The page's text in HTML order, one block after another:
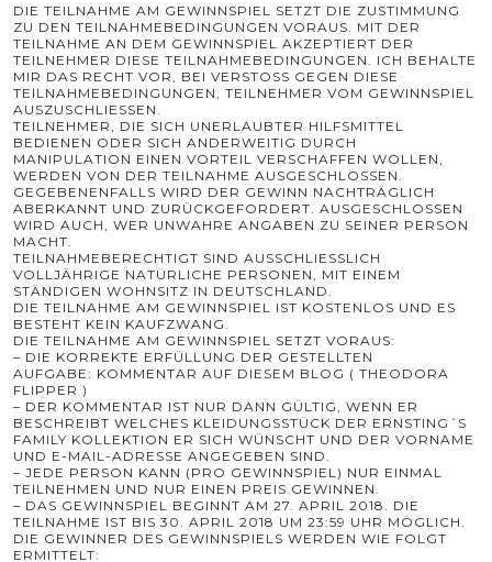
DIE TEILNAHME AM GEWINNSPIEL SETZT DIE ZUSTIMMUNG
ZU DEN TEILNAHMEBEDINGUNGEN VORAUS. MIT DER
TEILNAHME AN DEM GEWINNSPIEL AKZEPTIERT DER
TEILNEHMER DIESE TEILNAHMEBEDINGUNGEN. ICH BEHALTE
MIR DAS RECHT VOR, BEI VERSTOSS GEGEN DIESE T
EILNAHMEBEDINGUNGEN, TEILNEHMER VOM GEWINNSPIEL A
USZUSCHLIESSEN.
TEILNEHMER, DIE SICH UNERLAUBTER HILFSMITTEL
BEDIENEN ODER SICH ANDERWEITIG DURCH
MANIPULATION EINEN VORTEIL VERSCHAFFEN WOLLEN,
WERDEN VON DER TEILNAHME AUSGESCHLOSSEN.
GEGEBENENFALLS WIRD DER GEWINN NACHTRÄGLICH
ABERKANNT UND ZURÜCKGEFORDERT. AUSGESCHLOSSEN
WIRD AUCH, WER UNWAHRE ANGABEN ZU SEINER PERSON
MACHT.
TEILNAHMEBERECHTIGT SIND AUSSCHLIESSLICH V
OLLJÄHRIGE NATÜRLICHE PERSONEN, MIT EINEM S
TÄNDIGEN WOHNSITZ IN DEUTSCHLAND.
DIE TEILNAHME AM GEWINNSPIEL IST KOSTENLOS UND ES
BESTEHT KEIN KAUFZWANG.
DIE TEILNAHME AM GEWINNSPIEL SETZT VORAUS:
– DIE KORREKTE ERFÜLLUNG DER GESTELLTEN
AUFGABE: KOMMENTAR AUF DIESEM BLOG ( THEODORA
FLIPPER )
– DER KOMMENTAR IST NUR DANN GÜLTIG, WENN ER
BESCHREIBT WELCHES KLEIDUNGSSTÜCK DER ERNSTING´S
FAMILY KOLLEKTION ER SICH WÜNSCHT UND DER VORNAME
UND E-MAIL-ADRESSE ANGEGEBEN SIND.
– JEDE PERSON KANN (PRO GEWINNSPIEL) NUR EINMAL
TEILNEHMEN UND NUR EINEN PREIS GEWINNEN.
– DAS GEWINNSPIEL BEGINNT AM 27. APRIL 2018. DIE
TEILNAHME IST BIS 30. APRIL 2018 UM 23:59 UHR MÖGLICH.
DIE GEWINNER DES GEWINNSPIELS WERDEN WIE FOLGT
ERMITTELT: